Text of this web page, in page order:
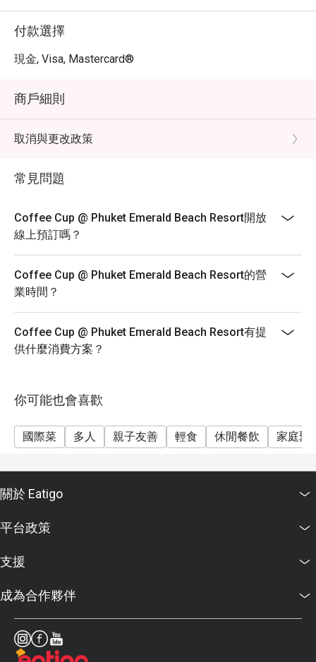
付款選擇
現金, Visa, Mastercard®
商戶細則
取消與更改政策
常見問題
Coffee Cup @ Phuket Emerald Beach Resort開放
線上預訂嗎？
Coffee Cup @ Phuket Emerald Beach Resort的營
業時間？
Coffee Cup @ Phuket Emerald Beach Resort有提
供什麼消費方案？
你可能也會喜歡
國際菜 多人 親子友善 輕食 休閒餐飲 家庭聚
關於 Eatigo
平台政策
支援
成為合作夥伴